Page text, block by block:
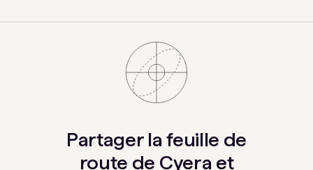
Partager la feuille de
route de Cyera et